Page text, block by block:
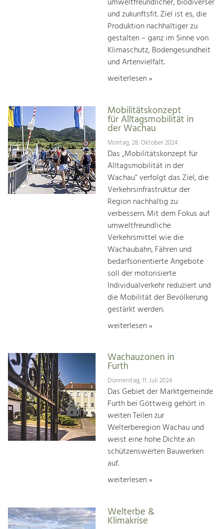
umweltfreundlicher, biodiverser
und zukunftsfit. Ziel ist es, die
Produktion nachhaltiger zu
gestalten – ganz im Sinne von
Klimaschutz, Bodengesundheit
und Artenvielfalt.
weiterlesen »
Mobilitätskonzept
für Alltagsmobilität in
der Wachau
Montag, 28. Oktober 2024
Das „Mobilitätskonzept für
Alltagsmobilität in der
Wachau“ verfolgt das Ziel, die
Verkehrsinfrastruktur der
Region nachhaltig zu
verbessern. Mit dem Fokus auf
umweltfreundliche
Verkehrsmittel wie die
Wachaubahn, Fähren und
bedarfsorientierte Angebote
soll der motorisierte
Individualverkehr reduziert und
die Mobilität der Bevölkerung
gestärkt werden.
weiterlesen »
Wachauzonen in
Furth
Donnerstag, 11. Juli 2024
Das Gebiet der Marktgemeinde
Furth bei Göttweig gehört in
weiten Teilen zur
Welterberegion Wachau und
weist eine hohe Dichte an
schützenswerten Bauwerken
auf.
weiterlesen »
Welterbe &
Klimakrise